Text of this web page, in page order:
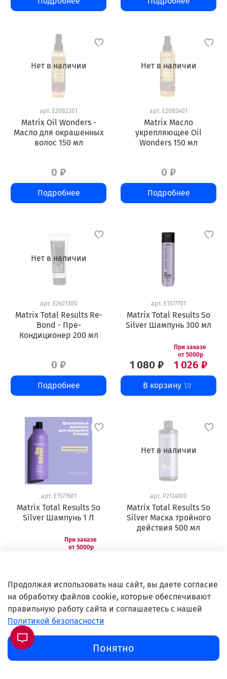
Нет в наличии
арт. E2082201
Matrix Oil Wonders -
Масло для окрашенных
волос 150 мл
0 ₽
Подробнее
Нет в наличии
арт. E2082401
Matrix Масло
укрепляющее Oil
Wonders 150 мл
0 ₽
Подробнее
Нет в наличии
арт. E2621300
Matrix Total Results Re-
Bond - Пре-
Кондиционер 200 мл
0 ₽
Подробнее
арт. E1577701
Matrix Total Results So
Silver Шампунь 300 мл
1 080 ₽ 1 026 ₽
В корзину
арт. E1577601
Matrix Total Results So
Silver Шампунь 1 Л
Нет в наличии
арт. P2134100
Matrix Total Results So
Silver Маска тройного
действия 500 мл
Нет в наличии
Продолжая использовать наш сайт, вы даете согласие
на обработку файлов cookie, которые обеспечивают
правильную работу сайта и соглашаетесь с нашей
Политикой безопасности
Понятно